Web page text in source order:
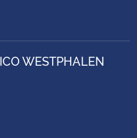
WESTPHALEN